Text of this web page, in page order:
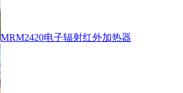
MRM2420电子辐射红外加热器